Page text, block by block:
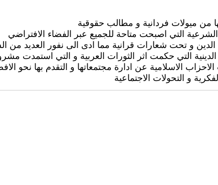
من ميولات فردانية و مطالب حقوقية
التي اصبحت متاحة للجميع عبر الفضاء الافتراضي
و تحت شعارات قرانية مما ادى الى نفور العديد من
التي حكمت اثر الثورات العربية و التي استمدت
الاسلامية عن ادارة مجتمعاتها و التقدم بها نحو
و التحولات الاجتماعية